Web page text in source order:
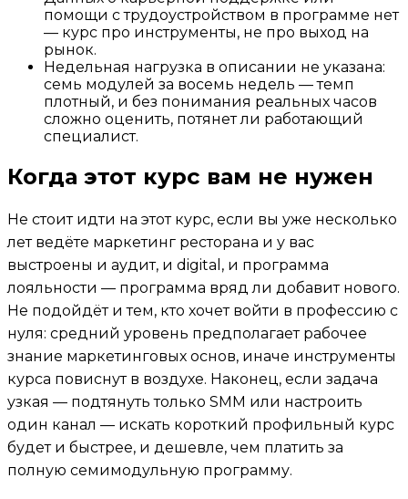
помощи с трудоустройством в программе нет
— курс про инструменты, не про выход на
рынок.
Недельная нагрузка в описании не указана:
семь модулей за восемь недель — темп
плотный, и без понимания реальных часов
сложно оценить, потянет ли работающий
специалист.
Когда этот курс вам не нужен
Не стоит идти на этот курс, если вы уже несколько
лет ведёте маркетинг ресторана и у вас
выстроены и аудит, и digital, и программа
лояльности — программа вряд ли добавит нового.
Не подойдёт и тем, кто хочет войти в профессию с
нуля: средний уровень предполагает рабочее
знание маркетинговых основ, иначе инструменты
курса повиснут в воздухе. Наконец, если задача
узкая — подтянуть только SMM или настроить
один канал — искать короткий профильный курс
будет и быстрее, и дешевле, чем платить за
полную семимодульную программу.